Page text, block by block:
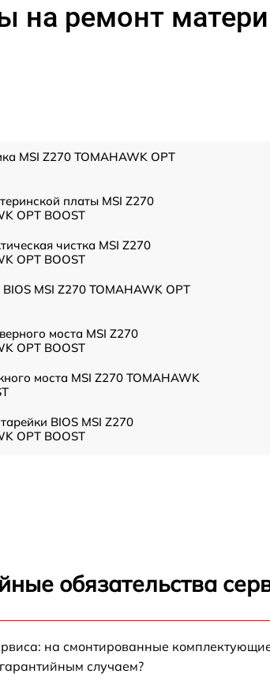
на ремонт
MSI Z270 TOMAHAWK OPT
платы MSI Z270
OPT BOOST
чистка MSI Z270
OPT BOOST
MSI Z270 TOMAHAWK OPT
моста MSI Z270
OPT BOOST
моста MSI Z270 TOMAHAWK
BIOS MSI Z270
OPT BOOST
обязательства
на смонтированные
случаем?